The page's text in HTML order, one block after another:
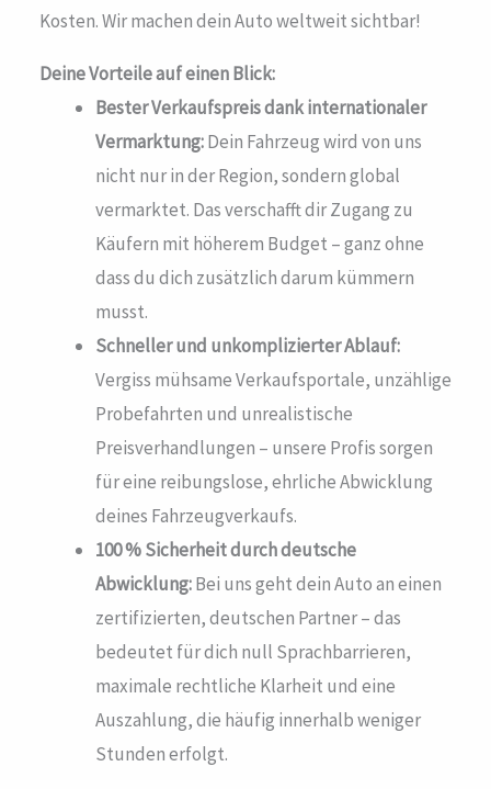
Kosten. Wir machen dein Auto weltweit sichtbar!
Deine Vorteile auf einen Blick:
Bester Verkaufspreis dank internationaler
Vermarktung:Dein Fahrzeug wird von uns
nicht nur in der Region, sondern global
vermarktet. Das verschafft dir Zugang zu
Käufern mit höherem Budget – ganz ohne
dass du dich zusätzlich darum kümmern
musst.
Schneller und unkomplizierter Ablauf:
Vergiss mühsame Verkaufsportale, unzählige
Probefahrten und unrealistische
Preisverhandlungen – unsere Profis sorgen
für eine reibungslose, ehrliche Abwicklung
deines Fahrzeugverkaufs.
100 % Sicherheit durch deutsche
Abwicklung:Bei uns geht dein Auto an einen
zertifizierten, deutschen Partner – das
bedeutet für dich null Sprachbarrieren,
maximale rechtliche Klarheit und eine
Auszahlung, die häufig innerhalb weniger
Stunden erfolgt.